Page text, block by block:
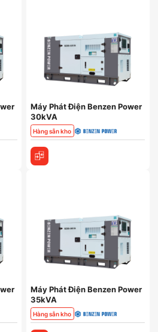
Máy Phát Điện Benzen Power
30kVA
Hàng sẵn kho
Máy Phát Điện Benzen Power
35kVA
Hàng sẵn kho